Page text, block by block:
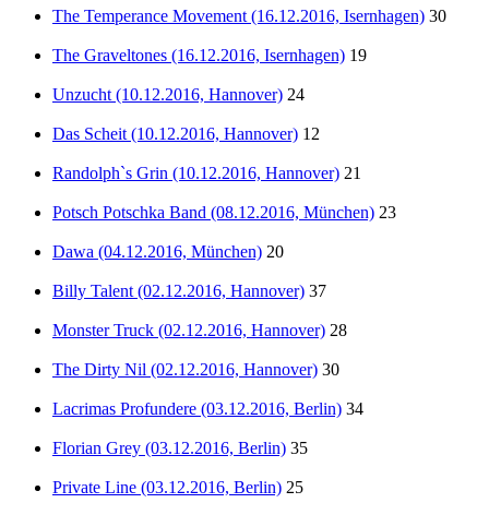
The Temperance Movement (16.12.2016, Isernhagen) 30
The Graveltones (16.12.2016, Isernhagen) 19
Unzucht (10.12.2016, Hannover) 24
Das Scheit (10.12.2016, Hannover) 12
Randolph`s Grin (10.12.2016, Hannover) 21
Potsch Potschka Band (08.12.2016, München) 23
Dawa (04.12.2016, München) 20
Billy Talent (02.12.2016, Hannover) 37
Monster Truck (02.12.2016, Hannover) 28
The Dirty Nil (02.12.2016, Hannover) 30
Lacrimas Profundere (03.12.2016, Berlin) 34
Florian Grey (03.12.2016, Berlin) 35
Private Line (03.12.2016, Berlin) 25